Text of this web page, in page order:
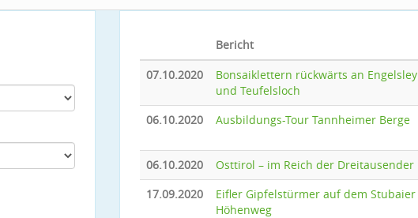
Bericht
07.10.2020
Bonsaiklettern rückwärts an Engelsley
und Teufelsloch
06.10.2020
Ausbildungs-Tour Tannheimer Berge
06.10.2020 Osttirol – im Reich der Dreitausender
17.09.2020
Eifler Gipfelstürmer auf dem Stubaier
Höhenweg